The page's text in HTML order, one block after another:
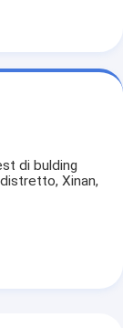
di bulding
Xinan,